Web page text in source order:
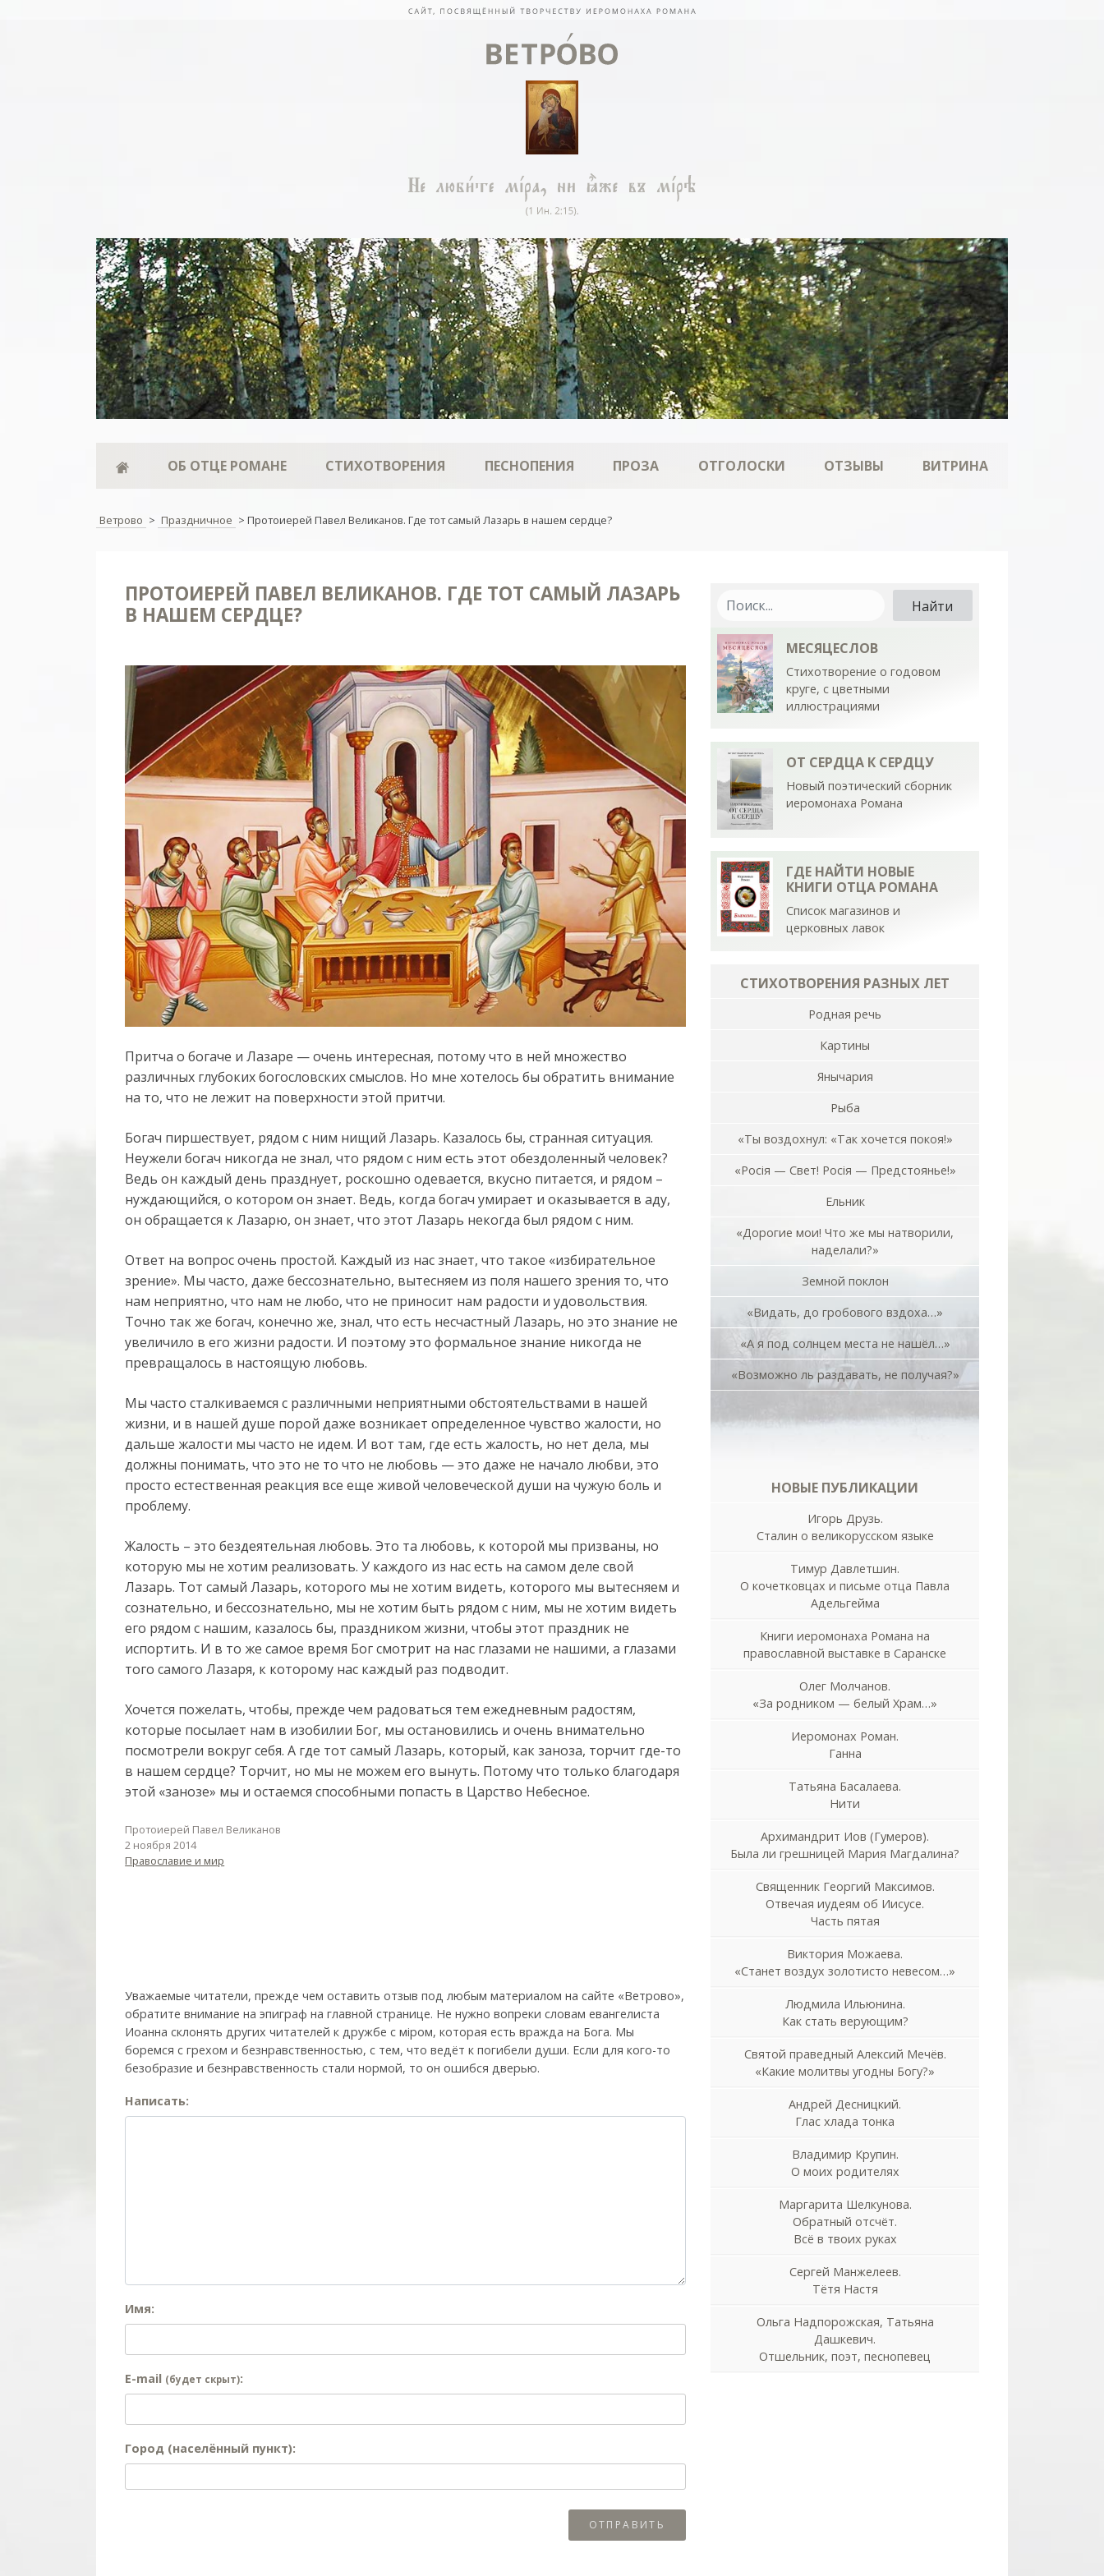
ОБ ОТЦЕ РОМАНЕ СТИХОТВОРЕНИЯ ПЕСНОПЕНИЯ ПРОЗА ОТГОЛОСКИ ОТЗЫВЫ ВИТРИНА
Ветрово > Праздничное > Протоиерей Павел Великанов. Где тот самый Лазарь в нашем сердце?
ПРОТОИЕРЕЙ ПАВЕЛ ВЕЛИКАНОВ. ГДЕ ТОТ САМЫЙ ЛАЗАРЬ
В НАШЕМ СЕРДЦЕ?
Притча о богаче и Лазаре — очень интересная, потому что в ней множество
различных глубоких богословских смыслов. Но мне хотелось бы обратить внимание
на то, что не лежит на поверхности этой притчи.
Богач пиршествует, рядом с ним нищий Лазарь. Казалось бы, странная ситуация.
Неужели богач никогда не знал, что рядом с ним есть этот обездоленный человек?
Ведь он каждый день празднует, роскошно одевается, вкусно питается, и рядом –
нуждающийся, о котором он знает. Ведь, когда богач умирает и оказывается в аду,
он обращается к Лазарю, он знает, что этот Лазарь некогда был рядом с ним.
Ответ на вопрос очень простой. Каждый из нас знает, что такое «избирательное
зрение». Мы часто, даже бессознательно, вытесняем из поля нашего зрения то, что
нам неприятно, что нам не любо, что не приносит нам радости и удовольствия.
Точно так же богач, конечно же, знал, что есть несчастный Лазарь, но это знание не
увеличило в его жизни радости. И поэтому это формальное знание никогда не
превращалось в настоящую любовь.
Мы часто сталкиваемся с различными неприятными обстоятельствами в нашей
жизни, и в нашей душе порой даже возникает определенное чувство жалости, но
дальше жалости мы часто не идем. И вот там, где есть жалость, но нет дела, мы
должны понимать, что это не то что не любовь — это даже не начало любви, это
просто естественная реакция все еще живой человеческой души на чужую боль и
проблему.
Жалость – это бездеятельная любовь. Это та любовь, к которой мы призваны, но
которую мы не хотим реализовать. У каждого из нас есть на самом деле свой
Лазарь. Тот самый Лазарь, которого мы не хотим видеть, которого мы вытесняем и
сознательно, и бессознательно, мы не хотим быть рядом с ним, мы не хотим видеть
его рядом с нашим, казалось бы, праздником жизни, чтобы этот праздник не
испортить. И в то же самое время Бог смотрит на нас глазами не нашими, а глазами
того самого Лазаря, к которому нас каждый раз подводит.
Хочется пожелать, чтобы, прежде чем радоваться тем ежедневным радостям,
которые посылает нам в изобилии Бог, мы остановились и очень внимательно
посмотрели вокруг себя. А где тот самый Лазарь, который, как заноза, торчит где-то
в нашем сердце? Торчит, но мы не можем его вынуть. Потому что только благодаря
этой «занозе» мы и остаемся способными попасть в Царство Небесное.
Протоиерей Павел Великанов
2 ноября 2014
Православие и мир
Уважаемые читатели, прежде чем оставить отзыв под любым материалом на сайте «Ветрово»,
обратите внимание на эпиграф на главной странице. Не нужно вопреки словам евангелиста
Иоанна склонять других читателей к дружбе с мiром, которая есть вражда на Бога. Мы
боремся с грехом и без­нрав­ствен­ностью, с тем, что ведёт к погибели души. Если для кого-то
безобразие и безнравственность стали нормой, то он ошибся дверью.
Написать:
Имя:
E-mail (будет скрыт):
Город (населённый пункт):
МЕСЯЦЕСЛОВ
Стихотворение о годовом
круге, с цветными
иллюстрациями
ОТ СЕРДЦА К СЕРДЦУ
Новый поэтический сборник
иеромонаха Романа
ГДЕ НАЙТИ НОВЫЕ
КНИГИ ОТЦА РОМАНА
Список магазинов и
церковных лавок
СТИХОТВОРЕНИЯ РАЗНЫХ ЛЕТ
Родная речь
Картины
Янычария
Рыба
«Ты воздохнул: «Так хочется покоя!»
«Росiя — Свет! Росiя — Предстоянье!»
Ельник
«Дорогие мои! Что же мы натворили,
наделали?»
Земной поклон
«Видать, до гробового вздоха…»
«А я под солнцем места не нашёл…»
«Возможно ль раздавать, не получая?»
НОВЫЕ ПУБЛИКАЦИИ
Игорь Друзь.
Сталин о великорусском языке
Тимур Давлетшин.
О кочетковцах и письме отца Павла
Адельгейма
Книги иеромонаха Романа на
православной выставке в Саранске
Олег Молчанов.
«За родником — белый Храм…»
Иеромонах Роман.
Ганна
Татьяна Басалаева.
Нити
Архимандрит Иов (Гумеров).
Была ли грешницей Мария Магдалина?
Священник Георгий Максимов.
Отвечая иудеям об Иисусе.
Часть пятая
Виктория Можаева.
«Станет воздух золотисто невесом…»
Людмила Ильюнина.
Как стать верующим?
Святой праведный Алексий Мечёв.
«Какие молитвы угодны Богу?»
Андрей Десницкий.
Глас хлада тонка
Владимир Крупин.
О моих родителях
Маргарита Шелкунова.
Обратный отсчёт.
Всё в твоих руках
Сергей Манжелеев.
Тётя Настя
Ольга Надпорожская, Татьяна
Дашкевич.
Отшельник, поэт, песнопевец